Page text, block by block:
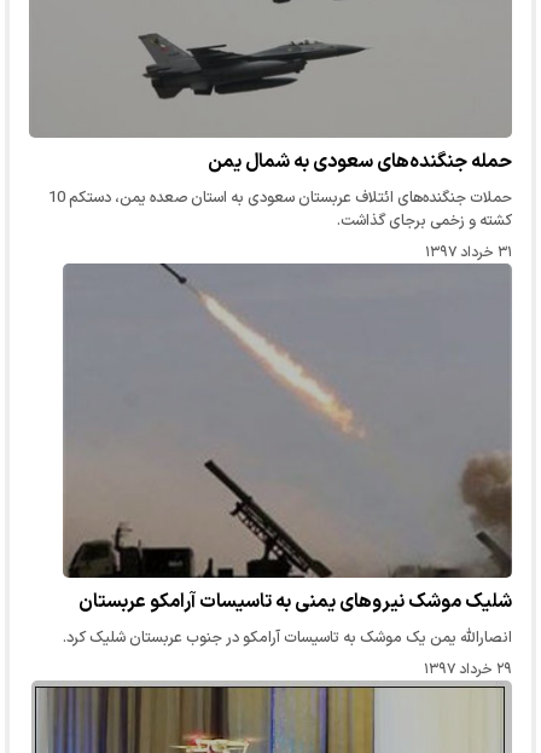
حمله جنگنده‌های سعودی به شمال یمن
حملات جنگنده‌های ائتلاف عربستان سعودی به استان صعده یمن، دستکم 10
کشته و زخمی برجای گذاشت.
۳۱ خرداد ۱۳۹۷
شلیک موشک نیرو‌های یمنی به تاسیسات آرامکو عربستان
انصارالله یمن یک موشک به تاسیسات آرامکو در جنوب عربستان شلیک کرد.
۲۹ خرداد ۱۳۹۷